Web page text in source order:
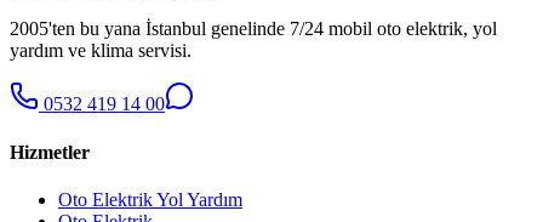
2005'ten bu yana İstanbul genelinde 7/24 mobil oto elektrik, yol
yardım ve klima servisi.
0532 419 14 00
Hizmetler
Oto Elektrik Yol Yardım